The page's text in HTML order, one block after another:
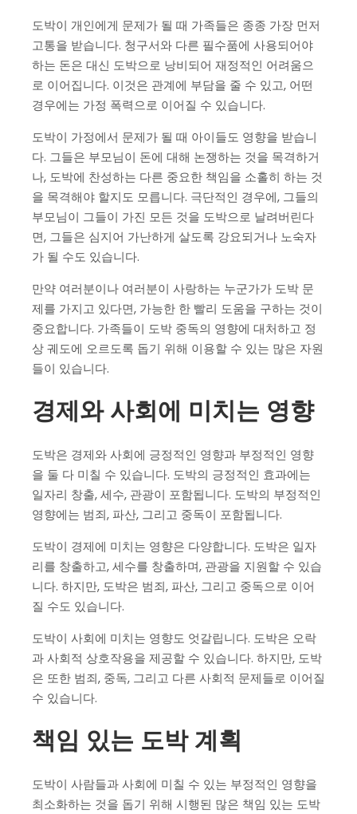
도박이 개인에게 문제가 될 때 가족들은 종종 가장 먼저
고통을 받습니다. 청구서와 다른 필수품에 사용되어야
하는 돈은 대신 도박으로 낭비되어 재정적인 어려움으
로 이어집니다. 이것은 관계에 부담을 줄 수 있고, 어떤
경우에는 가정 폭력으로 이어질 수 있습니다.
도박이 가정에서 문제가 될 때 아이들도 영향을 받습니
다. 그들은 부모님이 돈에 대해 논쟁하는 것을 목격하거
나, 도박에 찬성하는 다른 중요한 책임을 소홀히 하는 것
을 목격해야 할지도 모릅니다. 극단적인 경우에, 그들의
부모님이 그들이 가진 모든 것을 도박으로 날려버린다
면, 그들은 심지어 가난하게 살도록 강요되거나 노숙자
가 될 수도 있습니다.
만약 여러분이나 여러분이 사랑하는 누군가가 도박 문
제를 가지고 있다면, 가능한 한 빨리 도움을 구하는 것이
중요합니다. 가족들이 도박 중독의 영향에 대처하고 정
상 궤도에 오르도록 돕기 위해 이용할 수 있는 많은 자원
들이 있습니다.
경제와 사회에 미치는 영향
도박은 경제와 사회에 긍정적인 영향과 부정적인 영향
을 둘 다 미칠 수 있습니다. 도박의 긍정적인 효과에는
일자리 창출, 세수, 관광이 포함됩니다. 도박의 부정적인
영향에는 범죄, 파산, 그리고 중독이 포함됩니다.
도박이 경제에 미치는 영향은 다양합니다. 도박은 일자
리를 창출하고, 세수를 창출하며, 관광을 지원할 수 있습
니다. 하지만, 도박은 범죄, 파산, 그리고 중독으로 이어
질 수도 있습니다.
도박이 사회에 미치는 영향도 엇갈립니다. 도박은 오락
과 사회적 상호작용을 제공할 수 있습니다. 하지만, 도박
은 또한 범죄, 중독, 그리고 다른 사회적 문제들로 이어질
수 있습니다.
책임 있는 도박 계획
도박이 사람들과 사회에 미칠 수 있는 부정적인 영향을
최소화하는 것을 돕기 위해 시행된 많은 책임 있는 도박